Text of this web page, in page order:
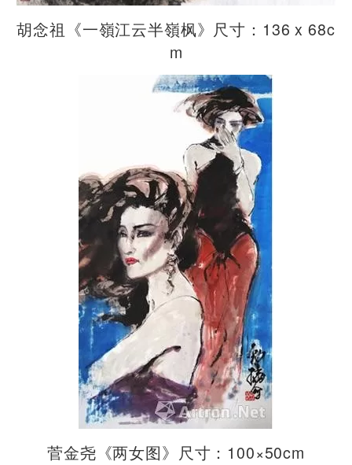
胡念祖《一嶺江云半嶺枫》尺寸：136 x 68c
m
菅金尧《两女图》尺寸：100×50cm